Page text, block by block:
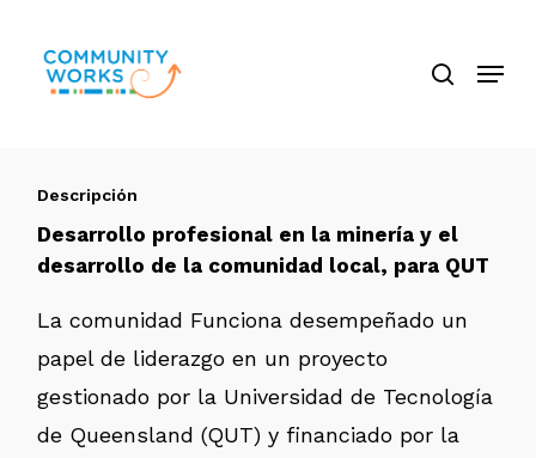
contenido
Menú
Descripción
Desarrollo profesional en la minería y el
desarrollo de la comunidad local, para QUT
La comunidad Funciona desempeñado un
papel de liderazgo en un proyecto
gestionado por la Universidad de Tecnología
de Queensland (QUT) y financiado por la